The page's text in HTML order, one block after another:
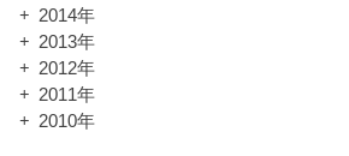
2014年
2013年
2012年
2011年
2010年